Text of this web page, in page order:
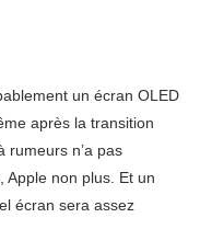
un écran OLED
après la transition
rumeurs n’a pas
Apple non plus. Et un
écran sera assez